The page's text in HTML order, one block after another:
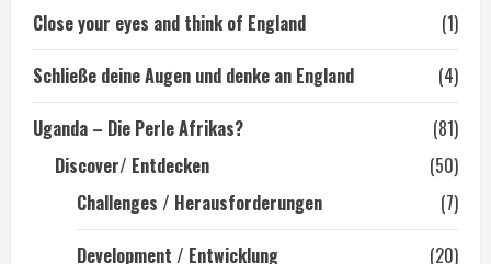
Close your eyes and think of England
(1)
Schließe deine Augen und denke an England
(4)
Uganda – Die Perle Afrikas?
(81)
Discover/ Entdecken
(50)
Challenges / Herausforderungen
(7)
Development / Entwicklung
(20)